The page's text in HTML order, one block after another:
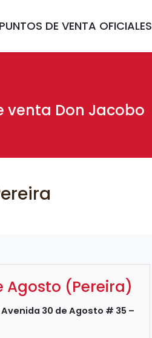
PUNTOS DE VENTA OFICIALES
venta Don Jacobo
Agosto (Pereira)
Avenida 30 de Agosto # 35 –